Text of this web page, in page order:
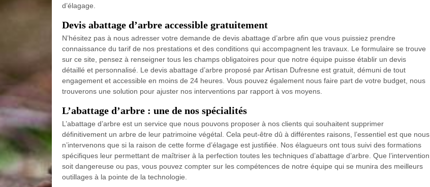
d’élagage.
Devis abattage d’arbre accessible gratuitement
N’hésitez pas à nous adresser votre demande de devis abattage d’arbre afin que vous puissiez prendre
connaissance du tarif de nos prestations et des conditions qui accompagnent les travaux. Le formulaire se trouve
sur ce site, pensez à renseigner tous les champs obligatoires pour que notre équipe puisse établir un devis
détaillé et personnalisé. Le devis abattage d’arbre proposé par Artisan Dufresne est gratuit, démuni de tout
engagement et accessible en moins de 24 heures. Vous pouvez également nous faire part de votre budget, nous
trouverons une solution pour ajuster nos interventions par rapport à vos moyens.
L’abattage d’arbre : une de nos spécialités
L’abattage d’arbre est un service que nous pouvons proposer à nos clients qui souhaitent supprimer
définitivement un arbre de leur patrimoine végétal. Cela peut-être dû à différentes raisons, l’essentiel est que nous
n’intervenons que si la raison de cette forme d’élagage est justifiée. Nos élagueurs ont tous suivi des formations
spécifiques leur permettant de maîtriser à la perfection toutes les techniques d’abattage d’arbre. Que l’intervention
soit dangereuse ou pas, vous pouvez compter sur les compétences de notre équipe qui se munira des meilleurs
outillages à la pointe de la technologie.